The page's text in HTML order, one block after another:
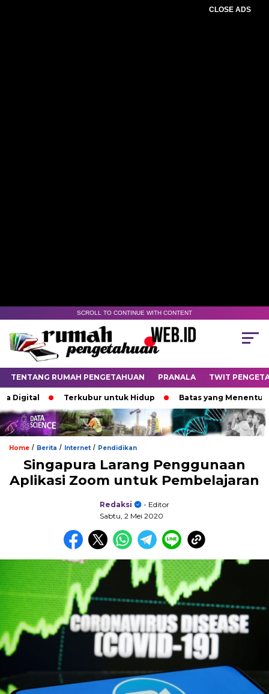
CLOSE ADS
SCROLL TO CONTINUE WITH CONTENT
TENTANG RUMAH PENGETAHUAN PRANALA TWIT
Terkubur untuk Hidup Batas yang Menentukan
Home / Berita / Internet/ Pendidikan
Singapura Larang Penggunaan
Aplikasi Zoom untuk Pembelajaran
Redaksi
- Editor
Sabtu, 2 Mei 2020